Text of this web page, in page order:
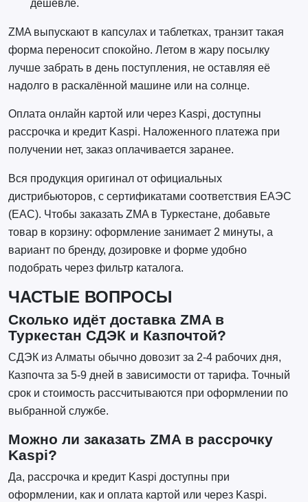
дешевле.
ZMA выпускают в капсулах и таблетках, транзит такая
форма переносит спокойно. Летом в жару посылку
лучше забрать в день поступления, не оставляя её
надолго в раскалённой машине или на солнце.
Оплата онлайн картой или через Kaspi, доступны
рассрочка и кредит Kaspi. Наложенного платежа при
получении нет, заказ оплачивается заранее.
Вся продукция оригинал от официальных
дистрибьюторов, с сертификатами соответствия ЕАЭС
(EAC). Чтобы заказать ZMA в Туркестане, добавьте
товар в корзину: оформление занимает 2 минуты, а
вариант по бренду, дозировке и форме удобно
подобрать через фильтр каталога.
ЧАСТЫЕ ВОПРОСЫ
Сколько идёт доставка ZMA в
Туркестан СДЭК и Казпочтой?
СДЭК из Алматы обычно довозит за 2-4 рабочих дня,
Казпочта за 5-9 дней в зависимости от тарифа. Точный
срок и стоимость рассчитываются при оформлении по
выбранной службе.
Можно ли заказать ZMA в рассрочку
Kaspi?
Да, рассрочка и кредит Kaspi доступны при
оформлении, как и оплата картой или через Kaspi.